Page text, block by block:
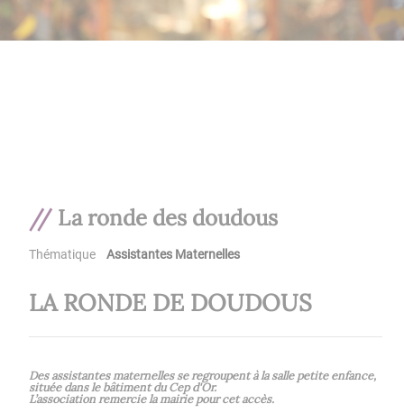
La ronde des doudous
Thématique Assistantes Maternelles
LA RONDE DE DOUDOUS
Des assistantes maternelles se regroupent à la salle petite enfance,
située dans le bâtiment du Cep d'Or.
L’association remercie la mairie pour cet accès.